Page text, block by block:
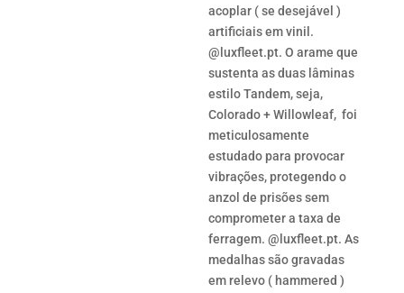
acoplar ( se desejável )
artificiais em vinil.
@luxfleet.pt. O arame que
sustenta as duas lâminas
estilo Tandem, seja,
Colorado + Willowleaf, foi
meticulosamente
estudado para provocar
vibrações, protegendo o
anzol de prisões sem
comprometer a taxa de
ferragem. @luxfleet.pt. As
medalhas são gravadas
em relevo ( hammered )